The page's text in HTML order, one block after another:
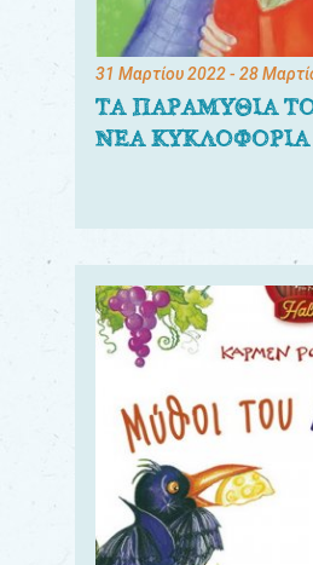
31 Μαρτίου 2022- 28
ΤΑ ΠΑΡΑΜΥΘΙΑ
ΝΕΑ ΚΥΚΛΟΦΟΡΙΑ